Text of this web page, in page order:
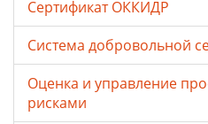
Сертификат ОККИДР
Система добровольной
Оценка и управление
рисками